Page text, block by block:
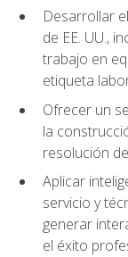
Desarrollar
de EE. UU.,
trabajo en
etiqueta
Ofrecer un
la
resolución
Aplicar
servicio y
generar
el éxito